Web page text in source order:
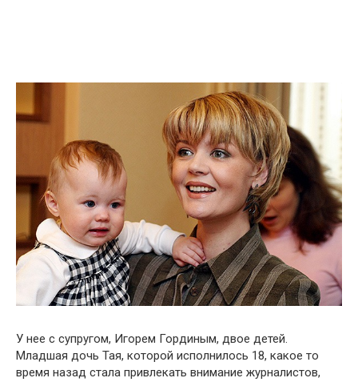
У нее с супругом, Игорем Гординым, двое детей.
Младшая дочь Тая, которой исполнилось 18, какое то
время назад стала привлекать внимание журналистов,